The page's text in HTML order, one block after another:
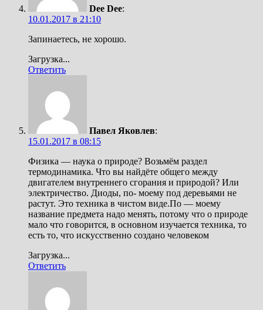
Dee Dee:
10.01.2017 в 21:10
Запинаетесь, не хорошо.
Загрузка...
Ответить
Павел Яковлев:
15.01.2017 в 08:15
Физика — наука о природе? Возьмём раздел
термодинамика. Что вы найдёте общего между
двигателем внутреннего сгорания и природой? Или
электричество. Диоды, по- моему под деревьями не
растут. Это техника в чистом виде.По — моему
название предмета надо менять, потому что о природе
мало что говорится, в основном изучается техника, то
есть то, что искусственно создано человеком
Загрузка...
Ответить